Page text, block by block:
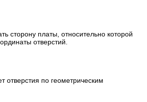
сторону платы, относительно которой
отверстий.
отверстия по геометрическим